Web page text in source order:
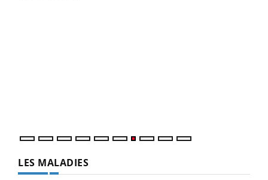
LES MALADIES